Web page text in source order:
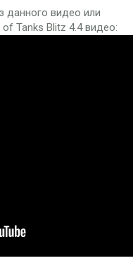
данного видео или
Tanks Blitz 4.4 видео: